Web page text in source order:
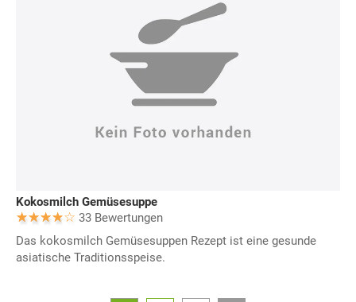
Kokosmilch Gemüsesuppe
33 Bewertungen
Das kokosmilch Gemüsesuppen Rezept ist eine gesunde
asiatische Traditionsspeise.